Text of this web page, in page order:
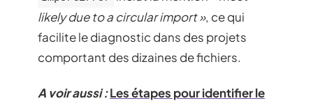
likely due to a circular import », ce qui
facilite le diagnostic dans des projets
comportant des dizaines de fichiers.
A voir aussi :Les étapes pour identifier le